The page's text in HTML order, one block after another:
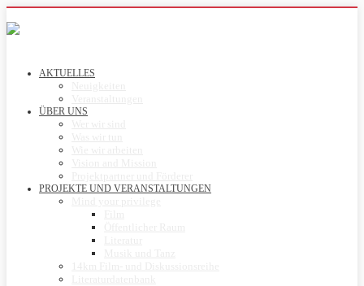
AKTUELLES
ÜBER UNS
PROJEKTE UND VERANSTALTUNGEN